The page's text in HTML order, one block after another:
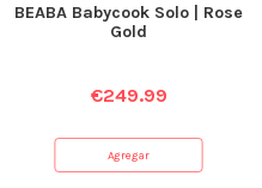
BEABA Babycook Solo | Rose
Gold
€249.99
Agregar